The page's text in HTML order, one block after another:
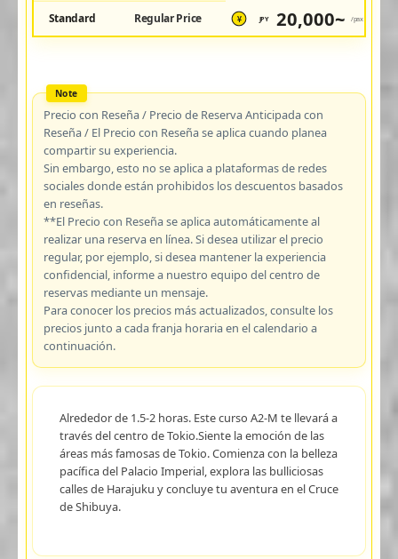
Standard Regular Price ¥ JPY 20,000~ /pax
Precio con Reseña / Precio de Reserva Anticipada con
Reseña / El Precio con Reseña se aplica cuando planea
compartir su experiencia.
Sin embargo, esto no se aplica a plataformas de redes
sociales donde están prohibidos los descuentos basados
en reseñas.
**El Precio con Reseña se aplica automáticamente al
realizar una reserva en línea. Si desea utilizar el precio
regular, por ejemplo, si desea mantener la experiencia
confidencial, informe a nuestro equipo del centro de
reservas mediante un mensaje.
Para conocer los precios más actualizados, consulte los
precios junto a cada franja horaria en el calendario a
continuación.
Alrededor de 1.5-2 horas. Este curso A2-M te llevará a
través del centro de Tokio.Siente la emoción de las
áreas más famosas de Tokio. Comienza con la belleza
pacífica del Palacio Imperial, explora las bulliciosas
calles de Harajuku y concluye tu aventura en el Cruce
de Shibuya.